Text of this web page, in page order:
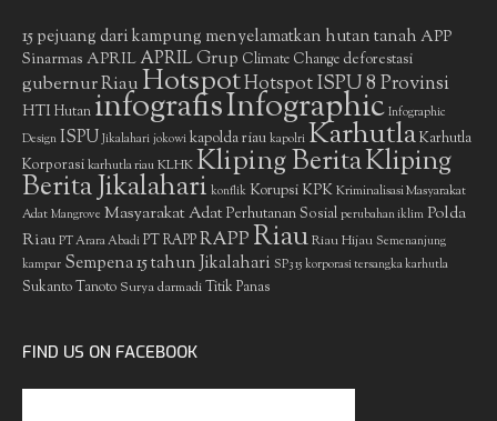
15 pejuang dari kampung menyelamatkan hutan tanah APP
Sinarmas APRIL APRIL Grup Climate Change deforestasi
gubernur RiauHotspotHotspot ISPU 8 Provinsi
HTIHutan infografisInfographic Infographic
Design ISPU Jikalahari jokowi kapolda riau kapolri KarhutlaKarhutla
Korporasikarhutla riauKLHKKliping BeritaKliping
Berita Jikalahari konflik Korupsi KPKKriminalisasi Masyarakat
Adat Mangrove Masyarakat AdatPerhutanan Sosial perubahan iklim Polda
Riau PT Arara Abadi PT RAPPRAPPRiauRiau Hijau Semenanjung
kampar Sempena 15 tahun Jikalahari SP3 15 korporasi tersangka karhutla
Sukanto Tanoto Surya darmadiTitik Panas
FIND US ON FACEBOOK